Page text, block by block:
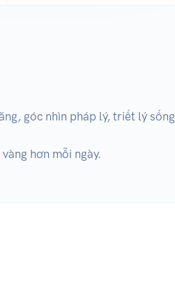
góc nhìn pháp lý, triết lý sống
hơn mỗi ngày.